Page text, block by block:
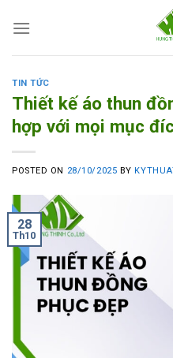
TIN TỨC
Thiết kế áo thun
hợp với mọi mục
POSTED ON 28/10/2025 BY
28
Th10